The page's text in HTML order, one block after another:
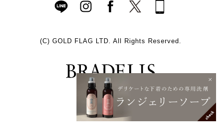
(C) GOLD FLAG LTD. All Rights Reserved.